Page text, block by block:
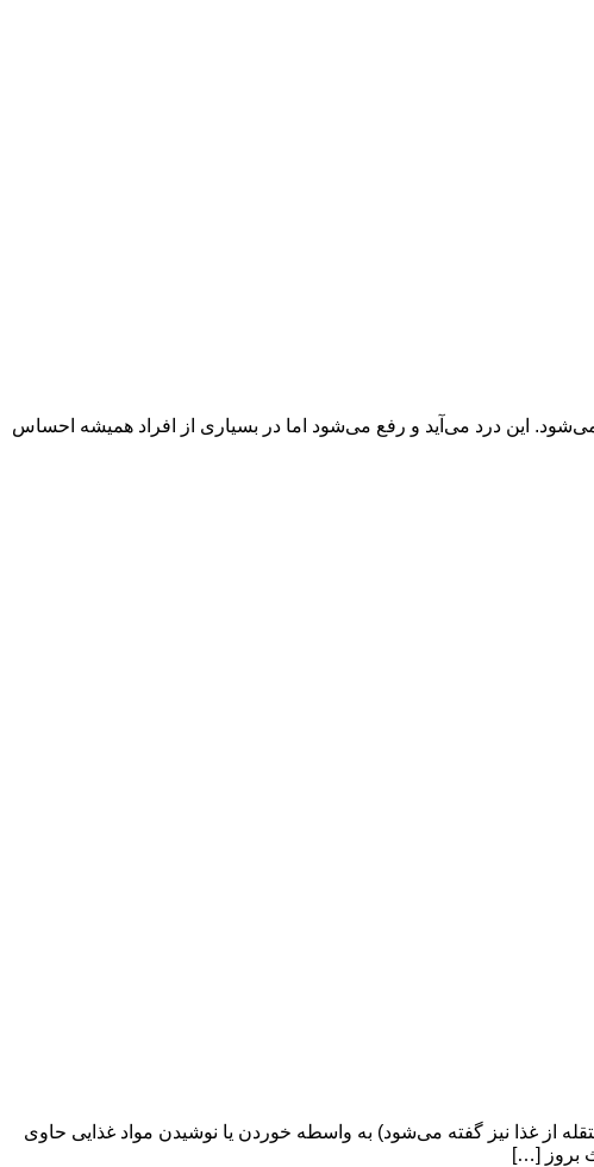
این درد می‌آید و رفع می‌شود اما در بسیاری از افراد همیشه احساس
غذا نیز گفته می‌شود) به واسطه خوردن یا نوشیدن مواد غذایی حاوی
بروز […]